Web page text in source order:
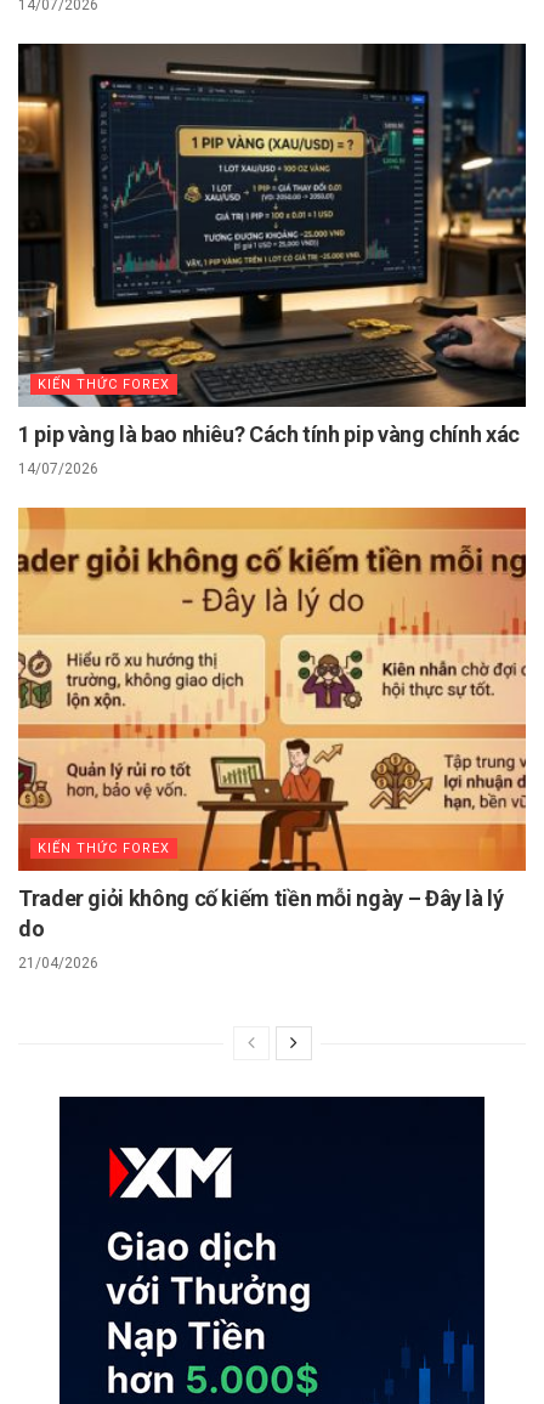
14/07/2026
KIẾN THỨC FOREX
1 pip vàng là bao nhiêu? Cách tính pip vàng chính xác
14/07/2026
KIẾN THỨC FOREX
Trader giỏi không cố kiếm tiền mỗi ngày – Đây là lý
do
21/04/2026